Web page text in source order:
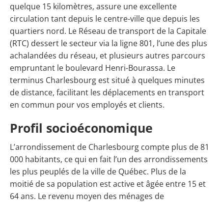
quelque 15 kilomètres, assure une excellente
circulation tant depuis le centre-ville que depuis les
quartiers nord. Le Réseau de transport de la Capitale
(RTC) dessert le secteur via la ligne 801, l’une des plus
achalandées du réseau, et plusieurs autres parcours
empruntant le boulevard Henri-Bourassa. Le
terminus Charlesbourg est situé à quelques minutes
de distance, facilitant les déplacements en transport
en commun pour vos employés et clients.
Profil socioéconomique
L’arrondissement de Charlesbourg compte plus de 81
000 habitants, ce qui en fait l’un des arrondissements
les plus peuplés de la ville de Québec. Plus de la
moitié de sa population est active et âgée entre 15 et
64 ans. Le revenu moyen des ménages de